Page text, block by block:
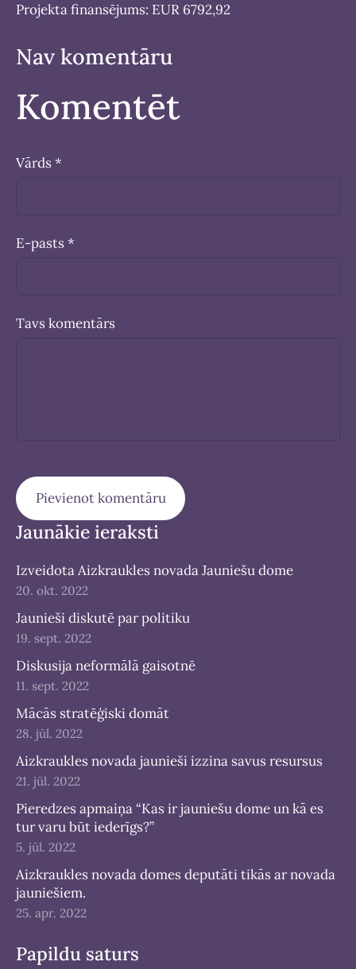
Jaunākie ieraksti
Izveidota Aizkraukles novada Jauniešu dome
20. okt. 2022
Jaunieši diskutē par politiku
19. sept. 2022
Diskusija neformālā gaisotnē
11. sept. 2022
Mācās stratēģiski domāt
28. jūl. 2022
Aizkraukles novada jaunieši izzina savus resursus
21. jūl. 2022
Pieredzes apmaiņa “Kas ir jauniešu dome un kā es
tur varu būt iederīgs?”
5. jūl. 2022
Aizkraukles novada domes deputāti tikās ar novada
jauniešiem.
25. apr. 2022
Papildu saturs
Projekta finansējums: EUR 6792,92
Nav komentāru
Komentēt
Vārds *
E-pasts *
Tavs komentārs